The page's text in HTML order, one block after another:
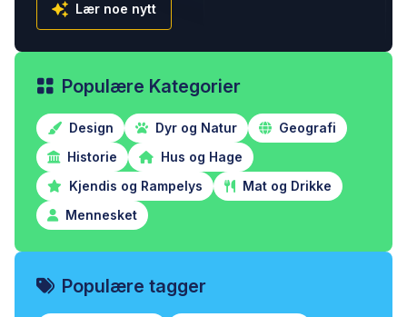
Lær noe nytt
Populære Kategorier
Design Dyr og Natur
Geografi
Historie
Hus og Hage
Kjendis og Rampelys
Mat og Drikke
Mennesket
Populære tagger